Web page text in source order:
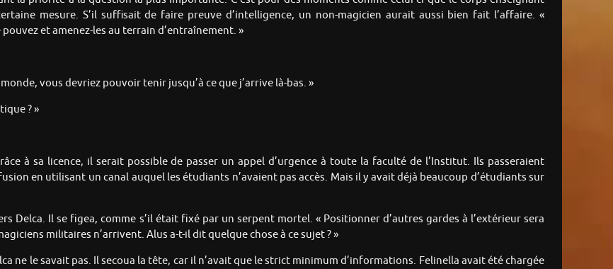
mesure. S’il suffisait de faire preuve d’intelligence, un non-magicien aurait aussi bien fait l’affaire. «
et amenez-les au terrain d’entraînement. »
vous devriez pouvoir tenir jusqu’à ce que j’arrive là-bas. »
? »
à sa licence, il serait possible de passer un appel d’urgence à toute la faculté de l’Institut. Ils passeraient
en utilisant un canal auquel les étudiants n’avaient pas accès. Mais il y avait déjà beaucoup d’étudiants sur
Delca. Il se figea, comme s’il était fixé par un serpent mortel. « Positionner d’autres gardes à l’extérieur sera
militaires n’arrivent. Alus a-t-il dit quelque chose à ce sujet ? »
ne le savait pas. Il secoua la tête, car il n’avait que le strict minimum d’informations. Felinella avait été chargée